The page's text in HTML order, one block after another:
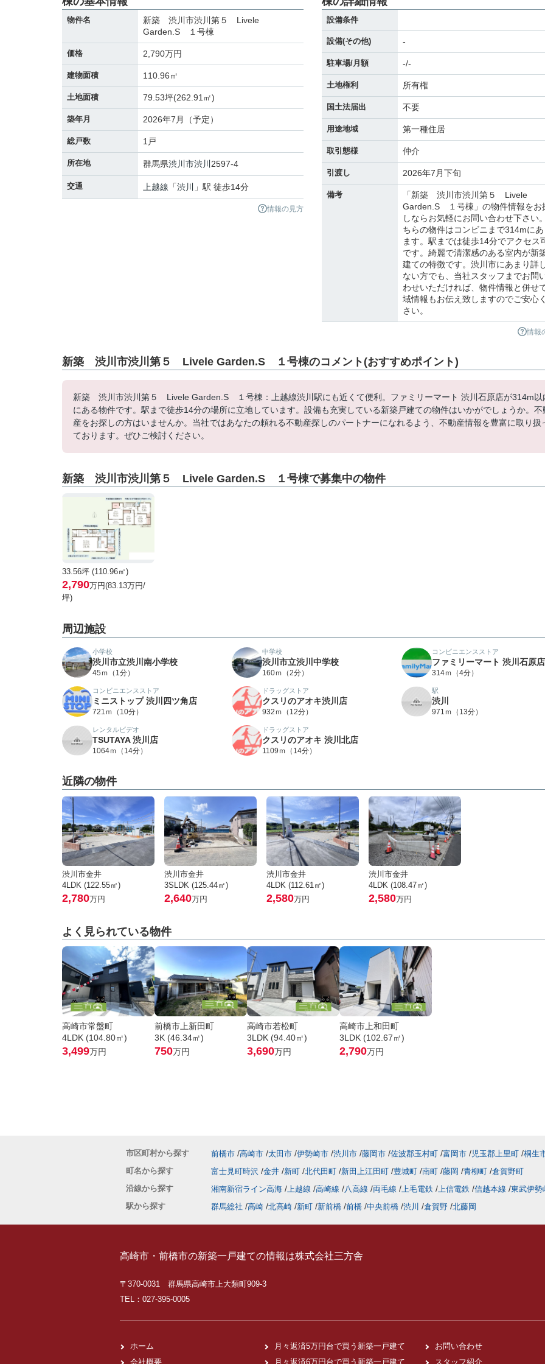
物件名
新築 渋川市渋川第５ Livele
Garden.S １号棟
価格 2,790万円
建物面積 110.96㎡
土地面積 79.53坪(262.91㎡)
築年月 2026年7月（予定）
総戸数 1戸
所在地 群馬県渋川市渋川 2597-4
交通 上越線 「渋川 」駅 徒歩14分
情報の見方
設備条件
設備(その他) -
駐車場/月額 -/-
土地権利 所有権
国土法届出 不要
用途地域 第一種住居
取引態様 仲介
引渡し 2026年7月下旬
備考
「新築 渋川市渋川第５ Livele
Garden.S １号棟」の物件情報をお
しならお気軽にお問い合わせ下さい
ちらの物件はコンビニまで314mにあ
ます。駅までは徒歩14分でアクセス
です。綺麗で清潔感のある室内が新
建ての特徴です。渋川市にあまり詳
ない方でも、当社スタッフまでお問
わせいただければ、物件情報と併せ
域情報もお伝え致しますのでご安心
さい。
情報
新築 渋川市渋川第５ Livele Garden.S １号棟のコメント(おすすめポイント)
新築 渋川市渋川第５ Livele Garden.S １号棟：上越線渋川駅にも近くて便利。ファミリーマート 渋川石原店が314m以
にある物件です。駅まで徒歩14分の場所に立地しています。設備も充実している新築戸建ての物件はいかがでしょうか。不
産をお探しの方はいませんか。当社ではあなたの頼れる不動産探しのパートナーになれるよう、不動産情報を豊富に取り扱
ております。ぜひご検討ください。
新築 渋川市渋川第５ Livele Garden.S １号棟で募集中の物件
33.56坪 (110.96㎡)
2,790万円(83.13万円/
坪)
周辺施設
小学校
渋川市立渋川南小学校
45ｍ（1分）
中学校
渋川市立渋川中学校
160ｍ（2分）
コンビニエンスストア
ファミリーマート 渋川石原店
314ｍ（4分）
コンビニエンスストア
ミニストップ 渋川四ツ角店
721ｍ（10分）
ドラッグストア
クスリのアオキ渋川店
932ｍ（12分）
駅
渋川
971ｍ（13分）
レンタルビデオ
TSUTAYA 渋川店
1064ｍ（14分）
ドラッグストア
クスリのアオキ 渋川北店
1109ｍ（14分）
近隣の物件
渋川市金井
4LDK (122.55㎡)
2,780万円
渋川市金井
3SLDK (125.44㎡)
2,640万円
渋川市金井
4LDK (112.61㎡)
2,580万円
渋川市金井
4LDK (108.47㎡)
2,580万円
よく見られている物件
高崎市常盤町
4LDK (104.80㎡)
3,499万円
前橋市上新田町
3K (46.34㎡)
750万円
高崎市若松町
3LDK (94.40㎡)
3,690万円
高崎市上和田町
3LDK (102.67㎡)
2,790万円
市区町村から探す 前橋市 高崎市 太田市 伊勢崎市 渋川市 藤岡市 佐波郡玉村町 富岡市 児玉郡上里町 桐生
町名から探す
富士見町時沢 金井 新町 北代田町 新田上江田町 豊城町 南町 藤岡 青柳町 倉賀野町
沿線から探す
湘南新宿ライン高海 上越線 高崎線 八高線 両毛線 上毛電鉄 上信電鉄 信越本線 東武伊勢
駅から探す
群馬総社 高崎 北高崎 新町 新前橋 前橋 中央前橋 渋川 倉賀野 北藤岡
高崎市・前橋市の新築一戸建ての情報は株式会社三方舎
〒370-0031 群馬県高崎市上大類町909-3
TEL：027-395-0005
ホーム
会社概要
月々返済5万円台で買う新築一戸建て
月々返済6万円台で買う新築一戸建て
お問い合わせ
スタッフ紹介